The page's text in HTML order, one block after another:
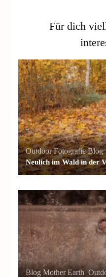
Für dich
Outdoor Fotografie Blog
Neulich im Wald in der
Blog Mother Earth,